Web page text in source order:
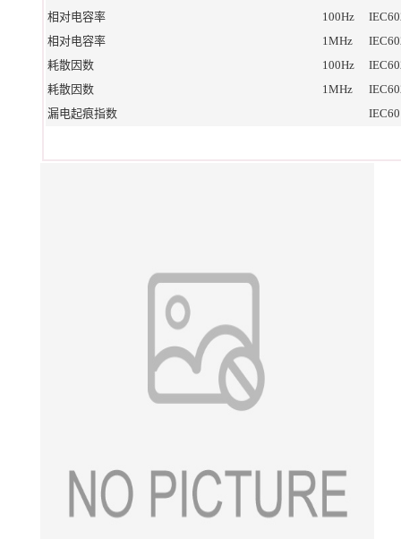
相对电容率
100Hz
相对电容率
1MHz
耗散因数
100Hz
耗散因数
1MHz
漏电起痕指数